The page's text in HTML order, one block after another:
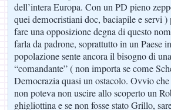
dell’intera Europa. Con un PD pieno
quei democristiani doc, baciapile e servi
fare una opposizione degna di questo
farla da padrone, soprattutto in un Paese
popolazione sente ancora il bisogno di
“comandante” ( non importa se come
Democrazia quasi un ostacolo. Ovvio
non poteva non uscire allo scoperto un
ghigliottina e se non fosse stato Grillo,